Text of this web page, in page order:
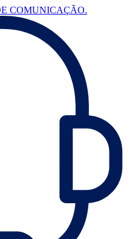
COMUNICAÇÃO.